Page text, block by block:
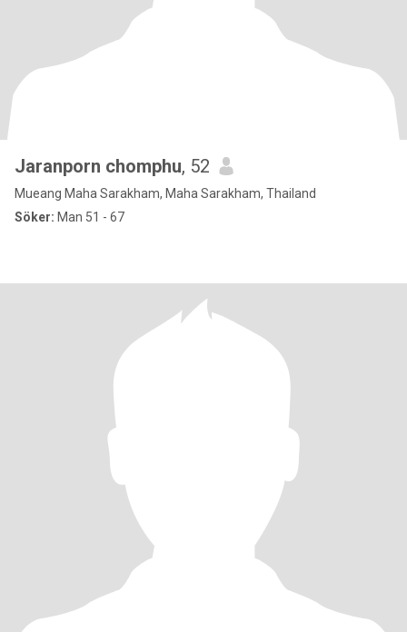
Jaranporn chomphu, 52
Mueang Maha Sarakham, Maha Sarakham, Thailand
Söker: Man 51 - 67